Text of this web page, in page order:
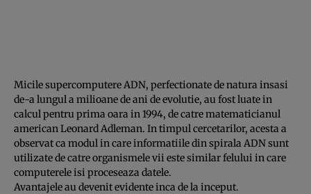
Micile supercomputere ADN, perfectionate de natura insasi
de-a lungul a milioane de ani de evolutie, au fost luate in
calcul pentru prima oara in 1994, de catre matematicianul
american Leonard Adleman. In timpul cercetarilor, acesta a
observat ca modul in care informatiile din spirala ADN sunt
utilizate de catre organismele vii este similar felului in care
computerele isi proceseaza datele.
Avantajele au devenit evidente inca de la inceput.